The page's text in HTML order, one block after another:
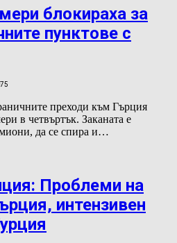
блокираха за
пунктове с
преходи към Гърция
в четвъртък. Заканата е
да се спира и…
Проблеми на
интензивен